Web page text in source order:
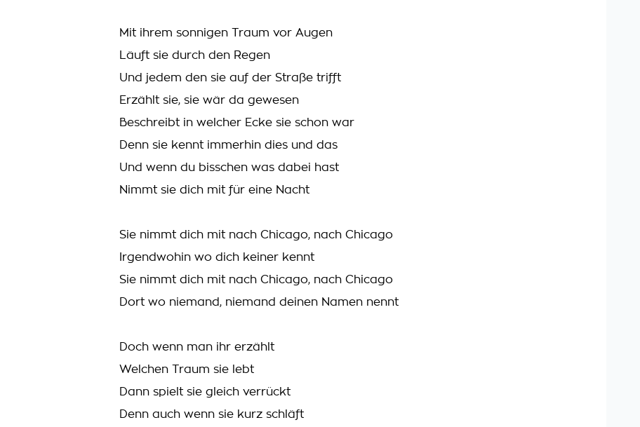
Mit ihrem sonnigen Traum vor Augen
Läuft sie durch den Regen
Und jedem den sie auf der Straße trifft
Erzählt sie, sie wär da gewesen
Beschreibt in welcher Ecke sie schon war
Denn sie kennt immerhin dies und das
Und wenn du bisschen was dabei hast
Nimmt sie dich mit für eine Nacht
Sie nimmt dich mit nach Chicago, nach Chicago
Irgendwohin wo dich keiner kennt
Sie nimmt dich mit nach Chicago, nach Chicago
Dort wo niemand, niemand deinen Namen nennt
Doch wenn man ihr erzählt
Welchen Traum sie lebt
Dann spielt sie gleich verrückt
Denn auch wenn sie kurz schläft